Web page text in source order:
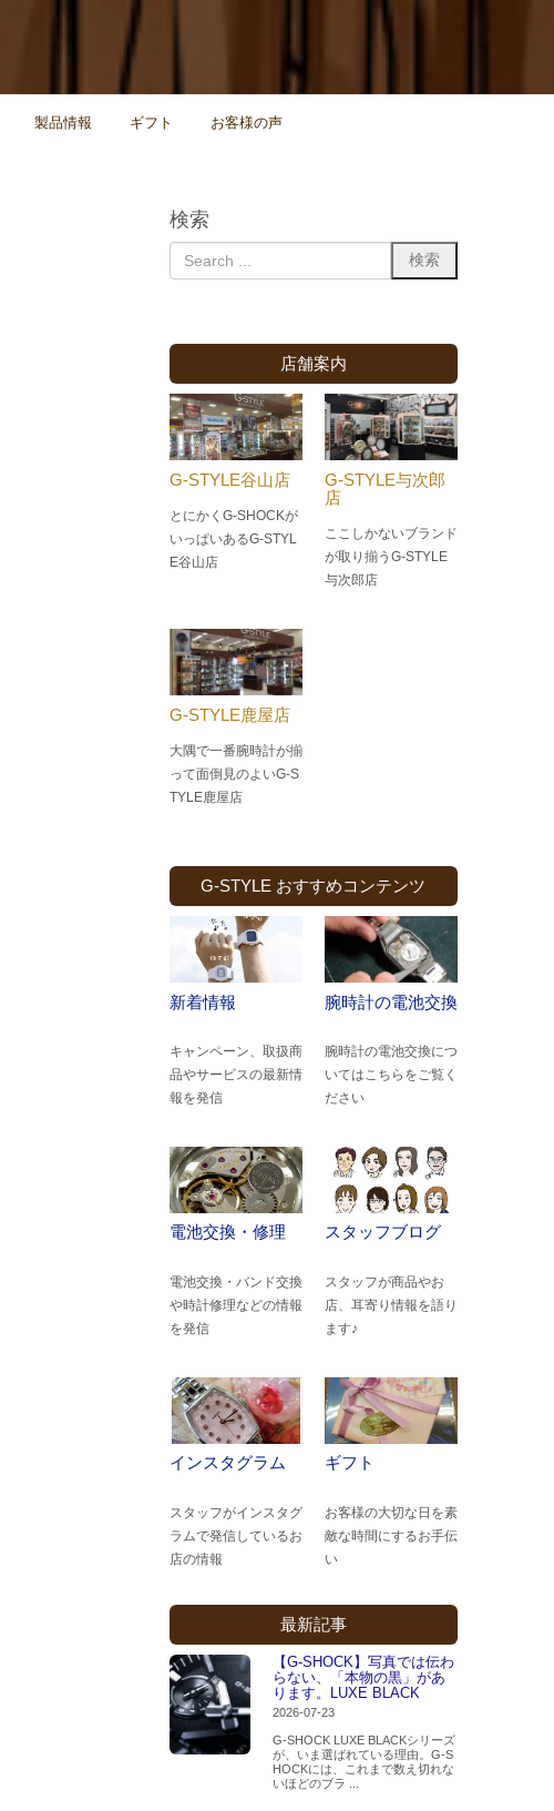
製品情報 ギフト お客様の声
検索
店舗案内
G-STYLE谷山店
とにかくG-SHOCKが
いっぱいあるG-STYL
E谷山店
G-STYLE与次郎
店
ここしかないブランド
が取り揃うG-STYLE
与次郎店
G-STYLE鹿屋店
大隅で一番腕時計が揃
って面倒見のよいG-S
TYLE鹿屋店
G-STYLE おすすめコンテンツ
新着情報
キャンペーン、取扱商
品やサービスの最新情
報を発信
腕時計の電池交換
腕時計の電池交換につ
いてはこちらをご覧く
ださい
電池交換・修理
電池交換・バンド交換
や時計修理などの情報
を発信
スタッフブログ
スタッフが商品やお
店、耳寄り情報を語り
ます♪
インスタグラム
スタッフがインスタグ
ラムで発信しているお
店の情報
ギフト
お客様の大切な日を素
敵な時間にするお手伝
い
最新記事
【G-SHOCK】写真では伝わ
らない、「本物の黒」があ
ります。LUXE BLACK
2026-07-23
G-SHOCK LUXE BLACKシリーズ
が、いま選ばれている理由。G-S
HOCKには、これまで数え切れな
いほどのブラ ...